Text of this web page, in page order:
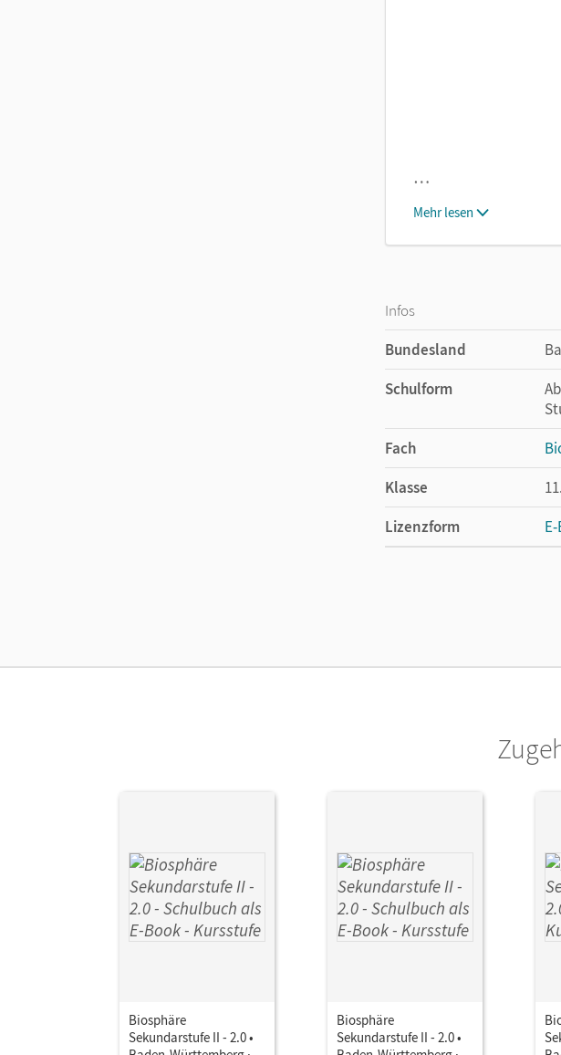
…
Mehr lesen
Infos
Bundesland
Schulform
Fach
Klasse
Lizenzform
Verlag
Biosphäre
Sekundarstufe II - 2.0 •
Biosphäre
Sekundarstufe II - 2.0 •